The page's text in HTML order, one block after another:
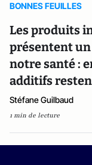
BONNES FEUILLES
Les produits
présentent
notre santé :
additifs
Stéfane Guilbaud
1 min de lecture